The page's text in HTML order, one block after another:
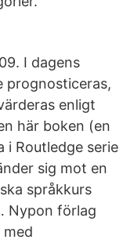
I dagens
prognosticeras,
enligt
här boken (en
i Routledge serie
sig mot en
språkkurs
Nypon förlag